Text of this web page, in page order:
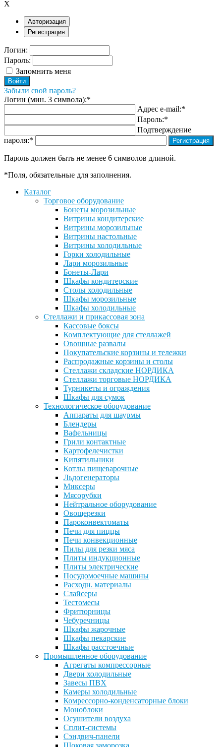
X
Авторизация
Регистрация
Логин:
Пароль:
Запомнить меня
Забыли свой пароль?
Логин (мин. 3 символа):*
Адрес e-mail:*
Пароль:*
Подтверждение
пароля:*
Пароль должен быть не менее 6 символов длиной.
*Поля, обязательные для заполнения.
Каталог
Торговое оборудование
Бонеты морозильные
Витрины кондитерские
Витрины морозильные
Витрины настольные
Витрины холодильные
Горки холодильные
Лари морозильные
Бонеты-Лари
Шкафы кондитерские
Столы холодильные
Шкафы морозильные
Шкафы холодильные
Стеллажи и прикассовая зона
Кассовые боксы
Комплектующие для стеллажей
Овощные развалы
Покупательские корзины и тележки
Распродажные корзины и столы
Стеллажи складские НОРДИКА
Стеллажи торговые НОРДИКА
Турникеты и ограждения
Шкафы для сумок
Технологическое оборудование
Аппараты для шаурмы
Блендеры
Вафельницы
Грили контактные
Картофелечистки
Кипятильники
Котлы пищеварочные
Льдогенераторы
Миксеры
Мясорубки
Нейтральное оборудование
Овощерезки
Пароконвектоматы
Печи для пиццы
Печи конвекционные
Пилы для резки мяса
Плиты индукционные
Плиты электрические
Посудомоечные машины
Расходн. материалы
Слайсеры
Тестомесы
Фритюрницы
Чебуречницы
Шкафы жарочные
Шкафы пекарские
Шкафы расстоечные
Промышленное оборудование
Агрегаты компрессорные
Двери холодильные
Завесы ПВХ
Камеры холодильные
Комрессорно-конденсаторные блоки
Моноблоки
Осушители воздуха
Сплит-системы
Сэндвич-панели
Шоковая заморозка